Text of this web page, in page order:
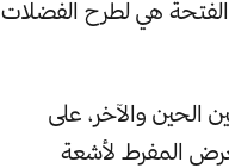
هي لطرح الفضلات
الحين والآخر، على
المفرط لأشعة